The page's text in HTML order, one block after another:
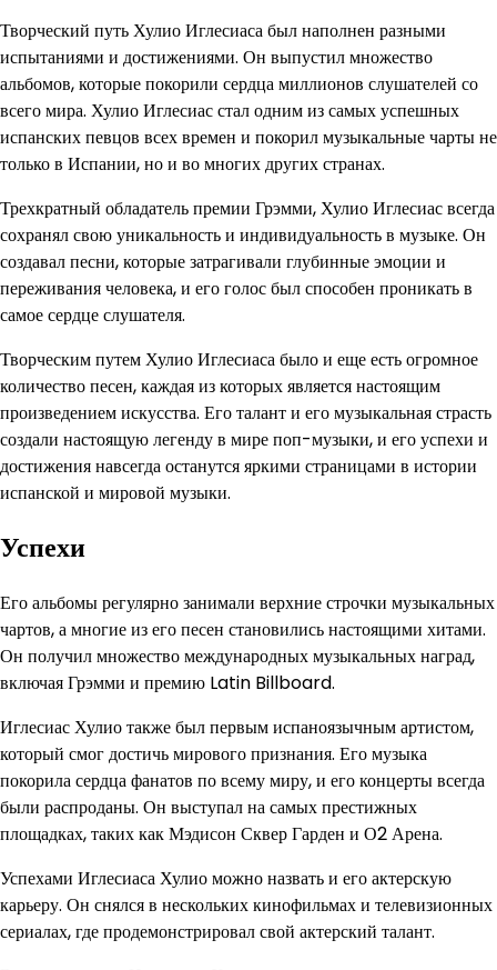
Творческий путь Хулио Иглесиаса был наполнен разными
испытаниями и достижениями. Он выпустил множество
альбомов, которые покорили сердца миллионов слушателей со
всего мира. Хулио Иглесиас стал одним из самых успешных
испанских певцов всех времен и покорил музыкальные чарты не
только в Испании, но и во многих других странах.
Трехкратный обладатель премии Грэмми, Хулио Иглесиас всегда
сохранял свою уникальность и индивидуальность в музыке. Он
создавал песни, которые затрагивали глубинные эмоции и
переживания человека, и его голос был способен проникать в
самое сердце слушателя.
Творческим путем Хулио Иглесиаса было и еще есть огромное
количество песен, каждая из которых является настоящим
произведением искусства. Его талант и его музыкальная страсть
создали настоящую легенду в мире поп-музыки, и его успехи и
достижения навсегда останутся яркими страницами в истории
испанской и мировой музыки.
Успехи
Его альбомы регулярно занимали верхние строчки музыкальных
чартов, а многие из его песен становились настоящими хитами.
Он получил множество международных музыкальных наград,
включая Грэмми и премию Latin Billboard.
Иглесиас Хулио также был первым испаноязычным артистом,
который смог достичь мирового признания. Его музыка
покорила сердца фанатов по всему миру, и его концерты всегда
были распроданы. Он выступал на самых престижных
площадках, таких как Мэдисон Сквер Гарден и О2 Арена.
Успехами Иглесиаса Хулио можно назвать и его актерскую
карьеру. Он снялся в нескольких кинофильмах и телевизионных
сериалах, где продемонстрировал свой актерский талант.